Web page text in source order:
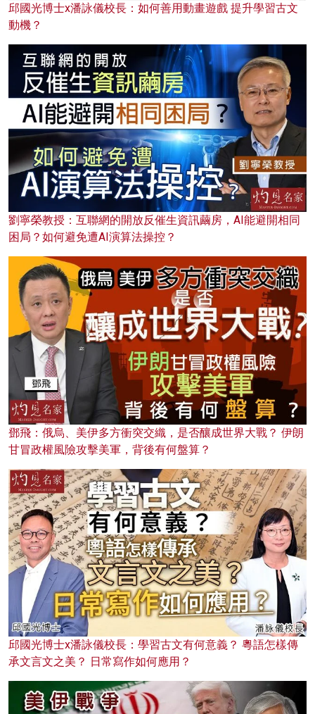
邱國光博士x潘詠儀校長：如何善用動畫遊戲 提升學習古文
動機？
劉寧榮教授：互聯網的開放反催生資訊繭房，AI能避開相同
困局？如何避免遭AI演算法操控？
鄧飛：俄烏、美伊多方衝突交織，是否釀成世界大戰？ 伊朗
甘冒政權風險攻擊美軍，背後有何盤算？
邱國光博士x潘詠儀校長：學習古文有何意義？ 粵語怎樣傳
承文言文之美？ 日常寫作如何應用？